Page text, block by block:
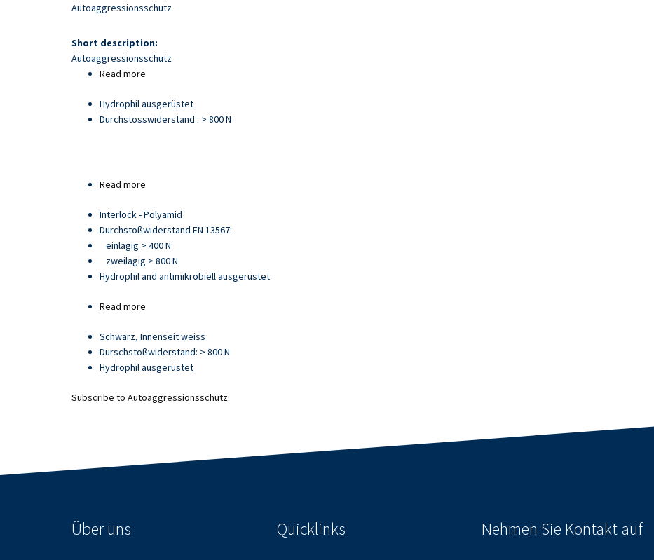
Autoaggressionsschutz
Short description:
Autoaggressionsschutz
Read more
21705
Hydrophil ausgerüstet
Durchstosswiderstand : > 800 N
Read more
93892
Interlock - Polyamid
Durchstoßwiderstand EN 13567:
einlagig > 400 N
zweilagig > 800 N
Hydrophil and antimikrobiell ausgerüstet
Read more
21709
Schwarz, Innenseit weiss
Durschstoßwiderstand: > 800 N
Hydrophil ausgerüstet
Subscribe to Autoaggressionsschutz
Über uns Quicklinks Nehmen Sie Kontakt auf